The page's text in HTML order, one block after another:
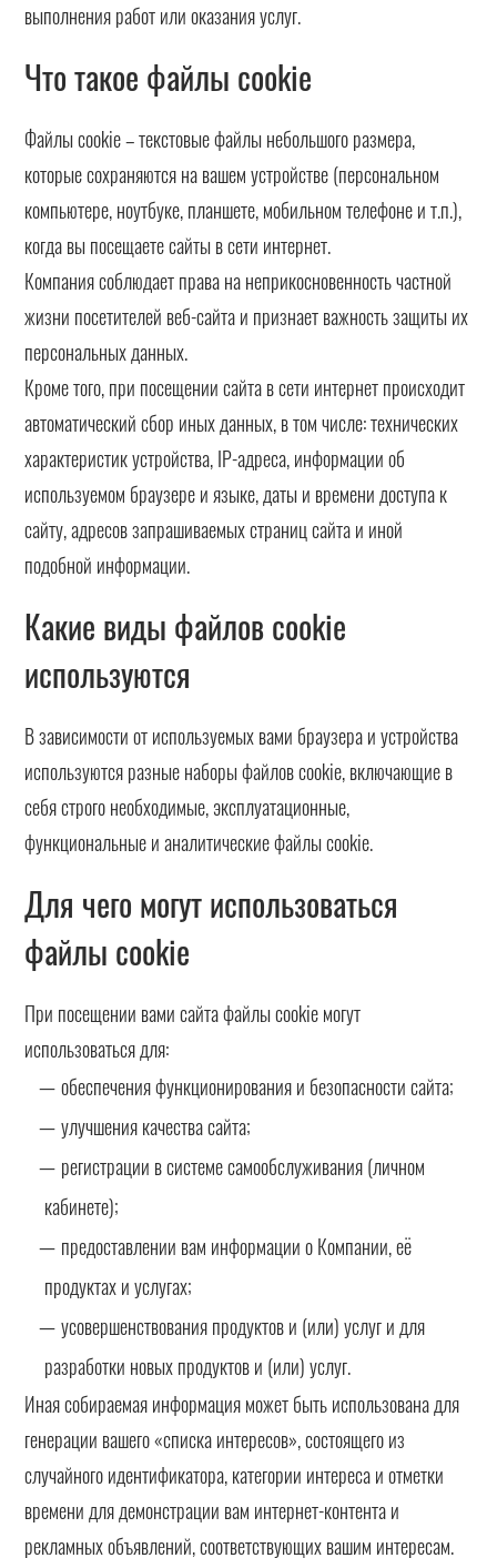
выполнения работ или оказания услуг.
Что такое файлы cookie
Файлы cookie – текстовые файлы небольшого размера,
которые сохраняются на вашем устройстве (персональном
компьютере, ноутбуке, планшете, мобильном телефоне и т.п.),
когда вы посещаете сайты в сети интернет.
Компания соблюдает права на неприкосновенность частной
жизни посетителей веб-сайта и признает важность защиты их
персональных данных.
Кроме того, при посещении сайта в сети интернет происходит
автоматический сбор иных данных, в том числе: технических
характеристик устройства, IP-адреса, информации об
используемом браузере и языке, даты и времени доступа к
сайту, адресов запрашиваемых страниц сайта и иной
подобной информации.
Какие виды файлов cookie
используются
В зависимости от используемых вами браузера и устройства
используются разные наборы файлов cookie, включающие в
себя строго необходимые, эксплуатационные,
функциональные и аналитические файлы cookie.
Для чего могут использоваться
файлы cookie
При посещении вами сайта файлы cookie могут
использоваться для:
обеспечения функционирования и безопасности сайта;
улучшения качества сайта;
регистрации в системе самообслуживания (личном
кабинете);
предоставлении вам информации о Компании, её
продуктах и услугах;
усовершенствования продуктов и (или) услуг и для
разработки новых продуктов и (или) услуг.
Иная собираемая информация может быть использована для
генерации вашего «списка интересов», состоящего из
случайного идентификатора, категории интереса и отметки
времени для демонстрации вам интернет-контента и
рекламных объявлений, соответствующих вашим интересам.